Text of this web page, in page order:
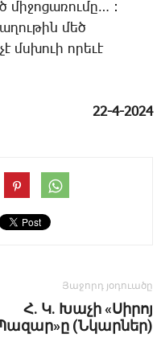
մի­ջո­ցա­ռու­մը… :
մեծ
մսխո­ւի ո­րե­ւէ
22-4-2024
Յաջորդ յօդուածը
Հ. Կ. Խաչի «Սիրոյ
(Նկարներ)